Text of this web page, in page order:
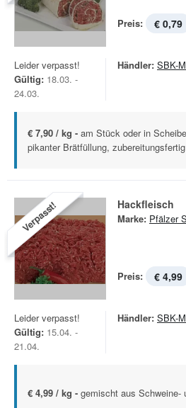
Preis: € 0,79
Leider verpasst!
Gültig: 18.03. -
24.03.
Händler: SBK-
€ 7,90 / kg - am Stück oder in
pikanter Brätfüllung,
Verpasst! Hackfleisch
Marke: Pfälzer
Preis: € 4,99
Leider verpasst!
Gültig: 15.04. -
21.04.
Händler: SBK-
€ 4,99 / kg - gemischt aus Schweine-